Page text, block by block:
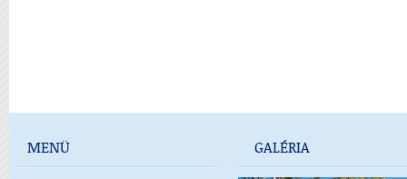
MENÜ GALÉRIA